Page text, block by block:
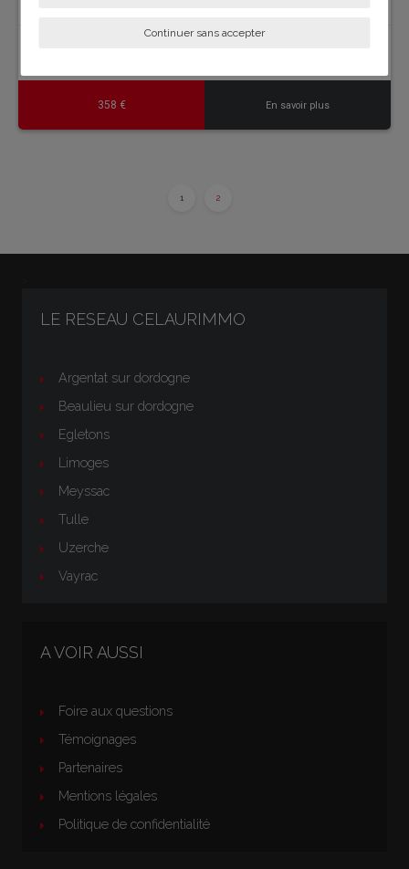
358 € En savoir plus
1 2
LE RESEAU CELAURIMMO
Argentat sur dordogne
Beaulieu sur dordogne
Egletons
Limoges
Meyssac
Tulle
Uzerche
Vayrac
A VOIR AUSSI
Foire aux questions
Témoignages
Partenaires
Mentions légales
Politique de confidentialité
Continuer sans accepter